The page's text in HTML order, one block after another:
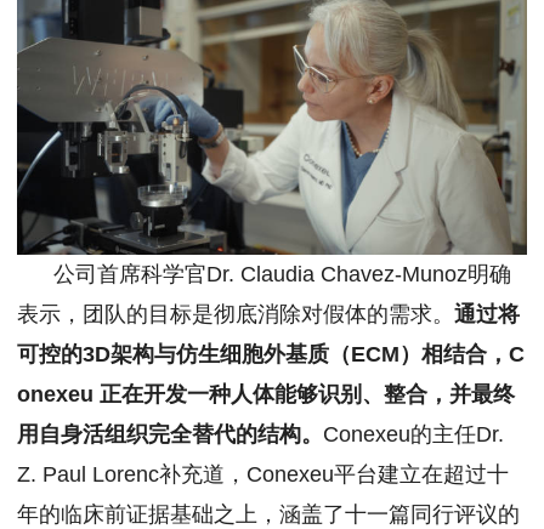
公司首席科学官Dr. Claudia Chavez-Munoz明确
表示，团队的目标是彻底消除对假体的需求。 通过将
可控的3D架构与仿生细胞外基质（ECM）相结合，C
onexeu 正在开发一种人体能够识别、整合，并最终
用自身活组织完全替代的结构。 Conexeu的主任Dr.
Z. Paul Lorenc补充道，Conexeu平台建立在超过十
年的临床前证据基础之上，涵盖了十一篇同行评议的